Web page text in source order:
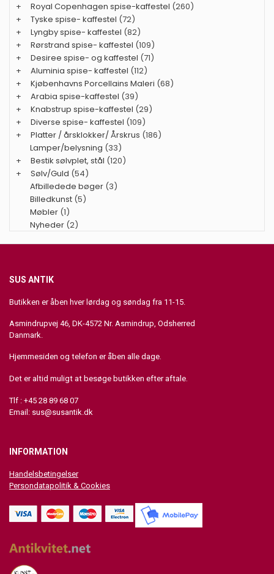
+
Royal Copenhagen spise-kaffestel (260)
+
Tyske spise- kaffestel (72)
+
Lyngby spise- kaffestel (82)
+
Rørstrand spise- kaffestel (109)
+
Desiree spise- og kaffestel (71)
+
Aluminia spise- kaffestel (112)
+
Kjøbenhavns Porcellains Maleri (68)
+
Arabia spise-kaffestel (39)
+
Knabstrup spise-kaffestel (29)
+
Diverse spise- kaffestel (109)
+
Platter / årsklokker/ Årskrus (186)
Lamper/belysning (33)
+
Bestik sølvplet, stål (120)
+
Sølv/Guld (54)
Afbilledede bøger (3)
Billedkunst (5)
Møbler (1)
Nyheder (2)
SUS ANTIK
Butikken er åben hver lørdag og søndag fra 11-15.
Asmindrupvej 46, DK-4572 Nr. Asmindrup, Odsherred
Danmark.
Hjemmesiden og telefon er åben alle dage.
Det er altid muligt at besøge butikken efter aftale.
Tlf : +45 28 89 68 07
Email: sus@susantik.dk
INFORMATION
Handelsbetingelser
Persondatapolitik & Cookies